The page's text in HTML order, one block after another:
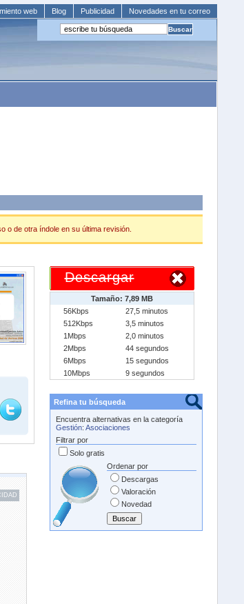
web Blog Publicidad Novedades en tu correo
o de otra índole en su última revisión.
Descargar
Tamaño: 7,89 MB
56Kbps
27,5 minutos
512Kbps
3,5 minutos
1Mbps
2,0 minutos
2Mbps
44 segundos
6Mbps
15 segundos
10Mbps
9 segundos
Refina tu búsqueda
Encuentra alternativas en la categoría
Gestión: Asociaciones
Filtrar por
Solo gratis
Ordenar por
Descargas
Valoración
Novedad